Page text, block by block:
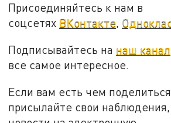
Присоединяйтесь к нам в
соцсетях ВКонтакте,
Подписывайтесь на наш канал
все самое интересное.
Если вам есть чем
присылайте свои наблюдения,